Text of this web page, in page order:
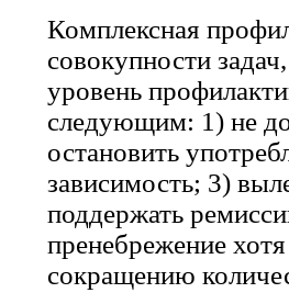
Комплексная
совокупности
уровень
следующим: 1) не
остановить
зависимость; 3)
поддержать
пренебрежение
сокращению